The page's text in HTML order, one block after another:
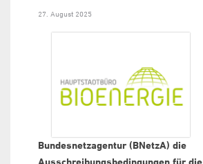
27. August 2025
Bundesnetzagentur (BNetzA) die